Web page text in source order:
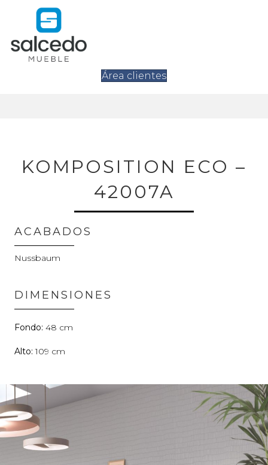
Área clientes
KOMPOSITION ECO –
42007A
ACABADOS
Nussbaum
DIMENSIONES
48
109